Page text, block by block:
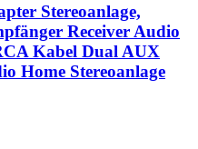
Stereoanlage,
Receiver Audio
Kabel Dual AUX
Home Stereoanlage